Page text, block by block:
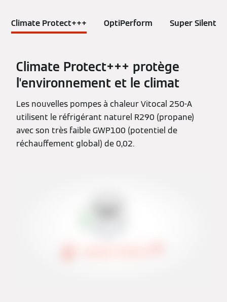
Climate Protect+++ OptiPerform Super Silent
Climate Protect+++ protège
l'environnement et le climat
Les nouvelles pompes à chaleur Vitocal 250-A
utilisent le réfrigérant naturel R290 (propane)
avec son très faible GWP100 (potentiel de
réchauffement global) de 0,02.